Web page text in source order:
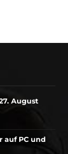
August
auf PC und